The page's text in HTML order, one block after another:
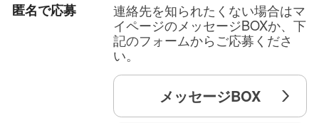
匿名で応募
連絡先を知られたくない場合はマ
イページのメッセージBOXか、下
記のフォームからご応募くださ
い。
メッセージBOX